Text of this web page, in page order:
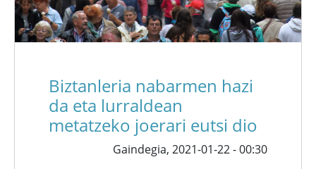
Biztanleria nabarmen hazi
da eta lurraldean
metatzeko joerari eutsi dio
Gaindegia, 2021-01-22 - 00:30